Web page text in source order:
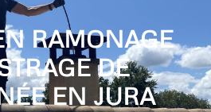
RAMONAGE
DE
EN JURA